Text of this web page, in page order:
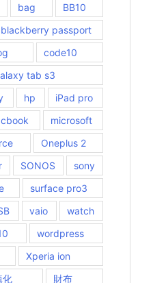
bag
BB10
blackberry passport
code10
tab s3
hp
iPad pro
microsoft
Oneplus 2
SONOS
sony
surface pro3
vaio
watch
wordpress
Xperia ion
化 財布